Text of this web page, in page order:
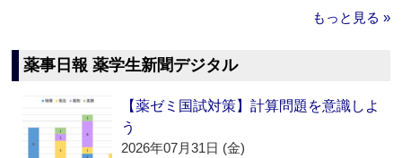
もっと見る »
薬事日報 薬学生新聞デジタル
【薬ゼミ国試対策】計算問題を意識しよ
う
2026年07月31日 (金)